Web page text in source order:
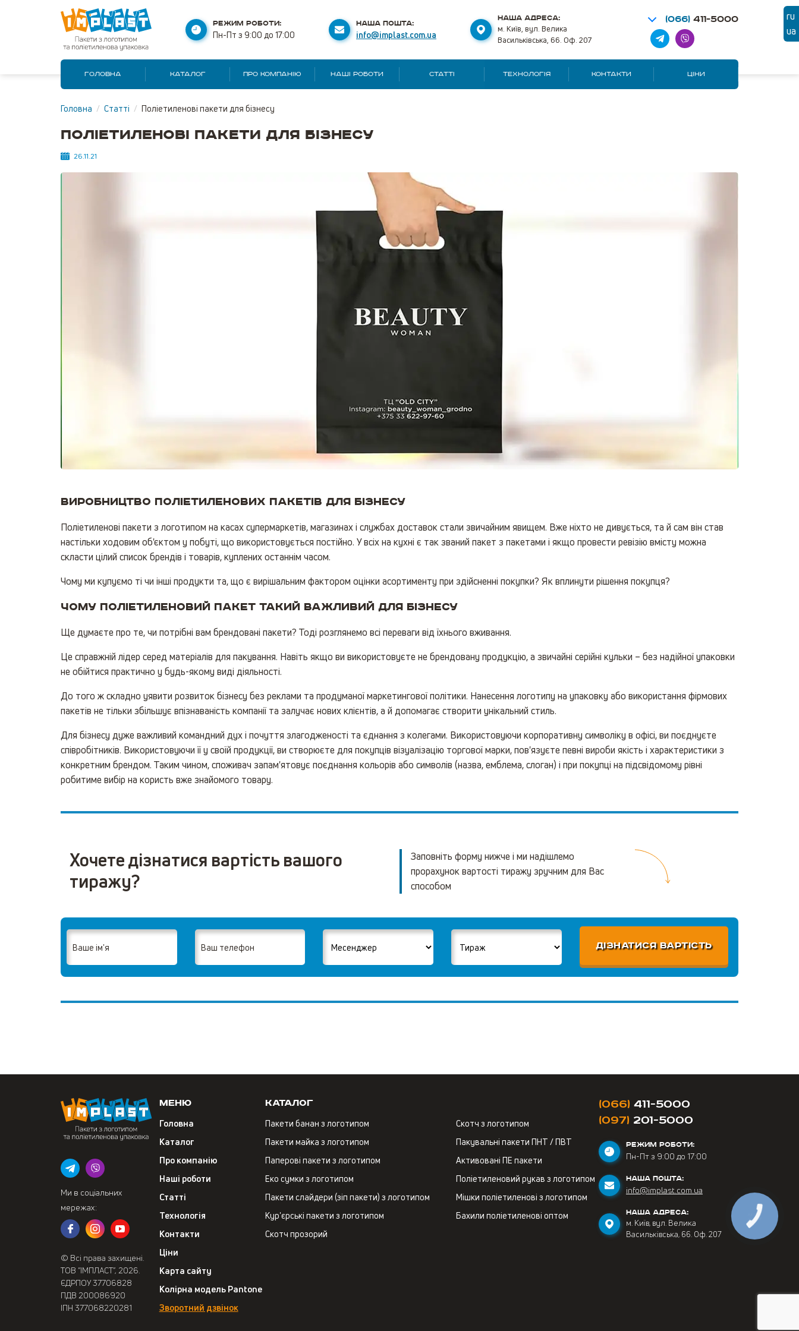
ru
ua
РЕЖИМ РОБОТИ:
Пн-Пт з 9:00 до 17:00
НАША ПОШТА:
info@implast.com.ua
НАША АДРЕСА:
м. Київ, вул. Велика
Васильківська, 66. Оф. 207
(066) 411-5000
ГОЛОВНА КАТАЛОГ ПРО КОМПАНІЮ НАШІ РОБОТИ СТАТТІ ТЕХНОЛОГІЯ КОНТАКТИ ЦІНИ
Головна / Статті / Поліетиленові пакети для бізнесу
Поліетиленові пакети для бізнесу
26.11.21
Виробництво поліетиленових пакетів для бізнесу
Поліетиленові пакети з логотипом на касах супермаркетів, магазинах і службах доставок стали звичайним явищем. Вже ніхто не дивується, та й сам він став
настільки ходовим об'єктом у побуті, що використовується постійно. У всіх на кухні є так званий пакет з пакетами і якщо провести ревізію вмісту можна
скласти цілий список брендів і товарів, куплених останнім часом.
Чому ми купуємо ті чи інші продукти та, що є вирішальним фактором оцінки асортименту при здійсненні покупки? Як вплинути рішення покупця?
Чому поліетиленовий пакет такий важливий для бізнесу
Ще думаєте про те, чи потрібні вам брендовані пакети? Тоді розглянемо всі переваги від їхнього вживання.
Це справжній лідер серед матеріалів для пакування. Навіть якщо ви використовуєте не брендовану продукцію, а звичайні серійні кульки – без надійної упаковки
не обійтися практично у будь-якому виді діяльності.
До того ж складно уявити розвиток бізнесу без реклами та продуманої маркетингової політики. Нанесення логотипу на упаковку або використання фірмових
пакетів не тільки збільшує впізнаваність компанії та залучає нових клієнтів, а й допомагає створити унікальний стиль.
Для бізнесу дуже важливий командний дух і почуття злагодженості та єднання з колегами. Використовуючи корпоративну символіку в офісі, ви поєднуєте
співробітників. Використовуючи її у своїй продукції, ви створюєте для покупців візуалізацію торгової марки, пов'язуєте певні вироби якість і характеристики з
конкретним брендом. Таким чином, споживач запам'ятовує поєднання кольорів або символів (назва, емблема, слоган) і при покупці на підсвідомому рівні
робитиме вибір на користь вже знайомого товару.
Хочете дізнатися вартість вашого
тиражу?
Заповніть форму нижче і ми надішлемо
прорахунок вартості тиражу зручним для Вас
способом
ДІЗНАТИСЯ ВАРТІСТЬ
Ми в соціальних
мережах:
© Всі права захищені.
ТОВ “ІМПЛАСТ”, 2026.
ЄДРПОУ 37706828
ПДВ 200086920
ІПН 377068220281
Меню
Головна
Каталог
Про компанію
Наші роботи
Статті
Технологія
Контакти
Ціни
Карта сайту
Колірна модель Pantone
Зворотний дзвінок
Каталог
Пакети банан з логотипом
Пакети майка з логотипом
Паперові пакети з логотипом
Еко сумки з логотипом
Пакети слайдери (зіп пакети) з логотипом
Кур'єрські пакети з логотипом
Скотч прозорий
Скотч з логотипом
Пакувальні пакети ПНТ / ПВТ
Активовані ПЕ пакети
Поліетиленовий рукав з логотипом
Мішки поліетиленові з логотипом
Бахили поліетиленові оптом
(066) 411-5000
(097) 201-5000
РЕЖИМ РОБОТИ:
Пн-Пт з 9:00 до 17:00
НАША ПОШТА:
info@implast.com.ua
НАША АДРЕСА:
м. Київ, вул. Велика
Васильківська, 66. Оф. 207